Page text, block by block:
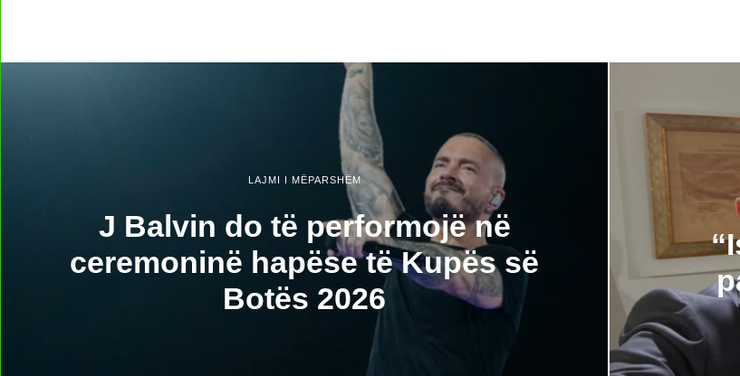
LAJMI I MËPARSHËM
J Balvin do të performojë në
ceremoninë hapëse të Kupës së
Botës 2026